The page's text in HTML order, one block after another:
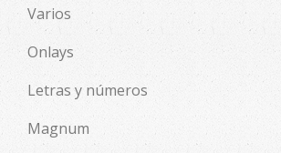
Varios
Onlays
Letras y números
Magnum